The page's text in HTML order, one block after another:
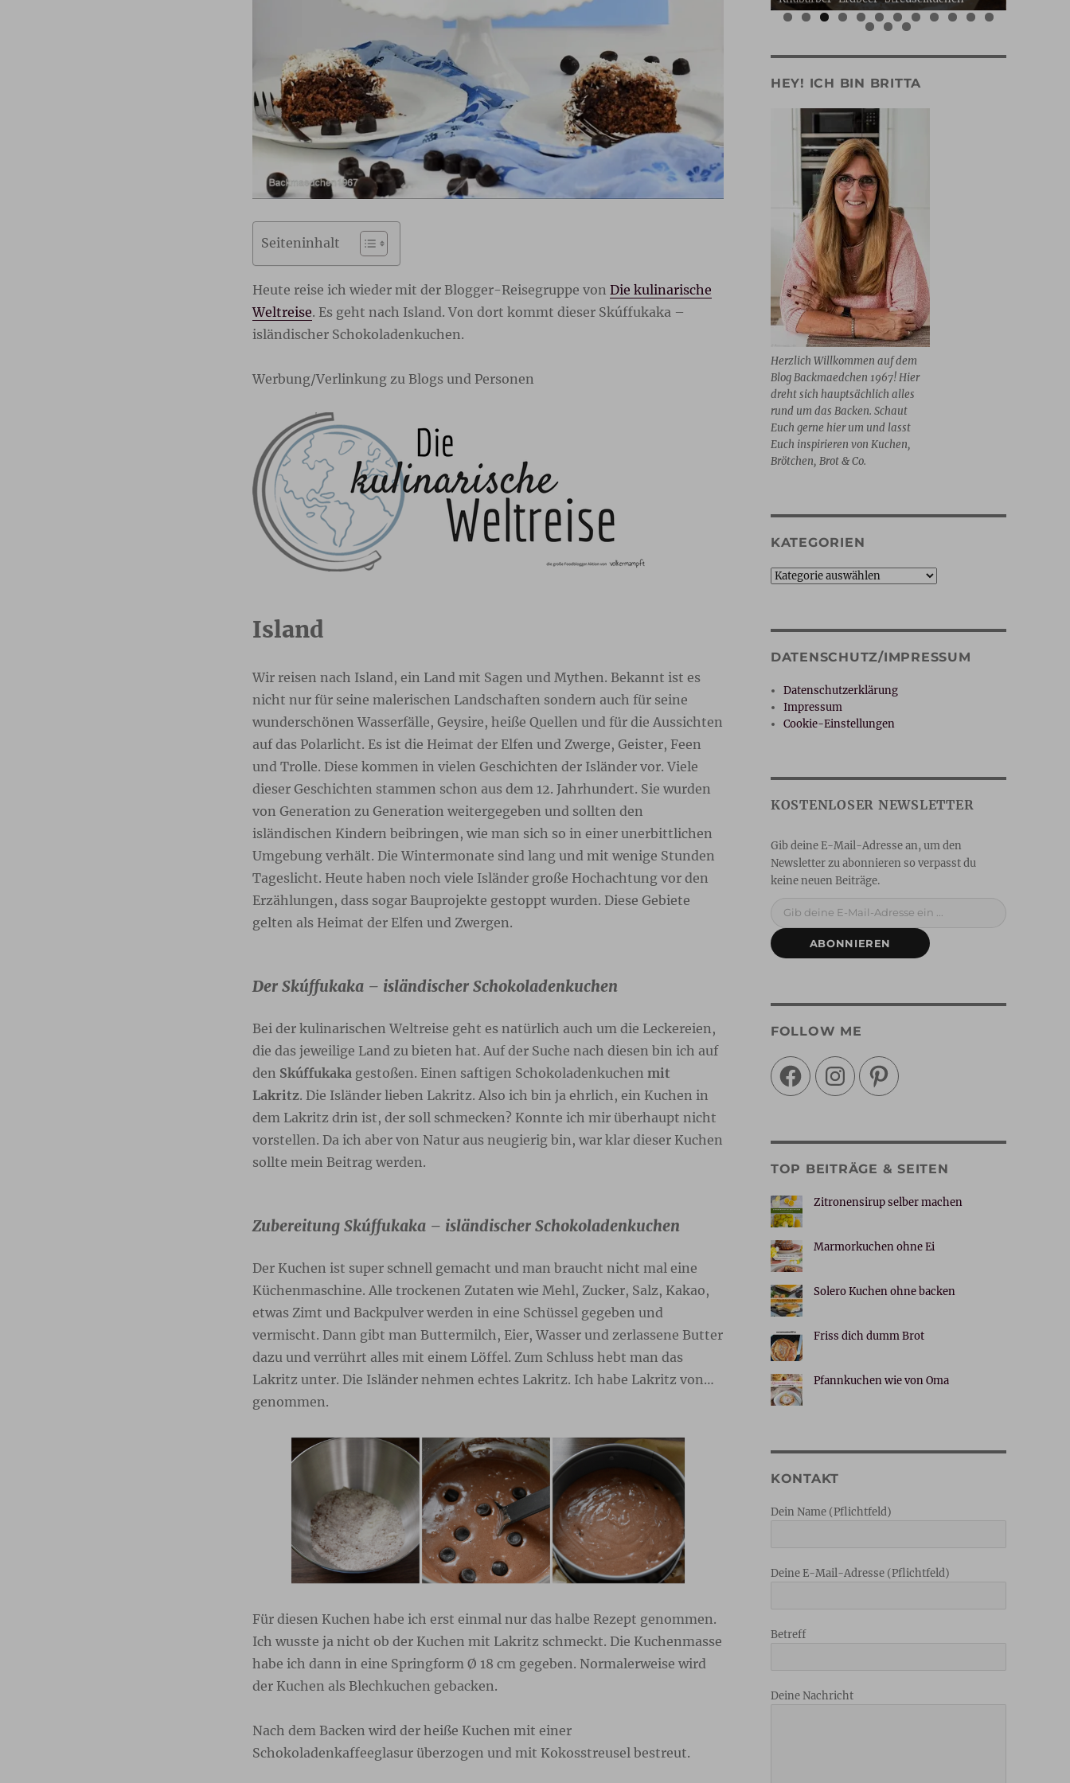
Seiteninhalt
Heute reise ich wieder mit der Blogger-Reisegruppe von Die kulinarische
Weltreise. Es geht nach Island. Von dort kommt dieser Skúffukaka –
isländischer Schokoladenkuchen.
Werbung/Verlinkung zu Blogs und Personen
Island
Wir reisen nach Island, ein Land mit Sagen und Mythen. Bekannt ist es
nicht nur für seine malerischen Landschaften sondern auch für seine
wunderschönen Wasserfälle, Geysire, heiße Quellen und für die Aussichten
auf das Polarlicht. Es ist die Heimat der Elfen und Zwerge, Geister, Feen
und Trolle. Diese kommen in vielen Geschichten der Isländer vor. Viele
dieser Geschichten stammen schon aus dem 12. Jahrhundert. Sie wurden
von Generation zu Generation weitergegeben und sollten den
isländischen Kindern beibringen, wie man sich so in einer unerbittlichen
Umgebung verhält. Die Wintermonate sind lang und mit wenige Stunden
Tageslicht. Heute haben noch viele Isländer große Hochachtung vor den
Erzählungen, dass sogar Bauprojekte gestoppt wurden. Diese Gebiete
gelten als Heimat der Elfen und Zwergen.
Der Skúffukaka – isländischer Schokoladenkuchen
Bei der kulinarischen Weltreise geht es natürlich auch um die Leckereien,
die das jeweilige Land zu bieten hat. Auf der Suche nach diesen bin ich auf
den Skúffukakagestoßen. Einen saftigen Schokoladenkuchen mit
Lakritz. Die Isländer lieben Lakritz. Also ich bin ja ehrlich, ein Kuchen in
dem Lakritz drin ist, der soll schmecken? Konnte ich mir überhaupt nicht
vorstellen. Da ich aber von Natur aus neugierig bin, war klar dieser Kuchen
sollte mein Beitrag werden.
Zubereitung Skúffukaka – isländischer Schokoladenkuchen
Der Kuchen ist super schnell gemacht und man braucht nicht mal eine
Küchenmaschine. Alle trockenen Zutaten wie Mehl, Zucker, Salz, Kakao,
etwas Zimt und Backpulver werden in eine Schüssel gegeben und
vermischt. Dann gibt man Buttermilch, Eier, Wasser und zerlassene Butter
dazu und verrührt alles mit einem Löffel. Zum Schluss hebt man das
Lakritz unter. Die Isländer nehmen echtes Lakritz. Ich habe Lakritz von…
genommen.
Für diesen Kuchen habe ich erst einmal nur das halbe Rezept genommen.
Ich wusste ja nicht ob der Kuchen mit Lakritz schmeckt. Die Kuchenmasse
habe ich dann in eine Springform Ø 18 cm gegeben. Normalerweise wird
der Kuchen als Blechkuchen gebacken.
Nach dem Backen wird der heiße Kuchen mit einer
Schokoladenkaffeeglasur überzogen und mit Kokosstreusel bestreut.
0
1 2
3 4 5
HEY! ICH BIN BRITTA
Herzlich Willkommen auf dem
Blog Backmaedchen 1967! Hier
dreht sich hauptsächlich alles
rund um das Backen. Schaut
Euch gerne hier um und lasst
Euch inspirieren von Kuchen,
Brötchen, Brot & Co.
KATEGORIEN
Kategorien
DATENSCHUTZ/IMPRESSUM
Datenschutzerklärung
Impressum
Cookie-Einstellungen
ABONNIEREN
FOLLOW ME
FacebookInstagramPinterest
TOP BEITRÄGE & SEITEN
Zitronensirup selber machen
Marmorkuchen ohne Ei
Solero Kuchen ohne backen
Friss dich dumm Brot
Pfannkuchen wie von Oma
KONTAKT
Dein Name (Pflichtfeld)
Deine E-Mail-Adresse (Pflichtfeld)
Betreff
Deine Nachricht